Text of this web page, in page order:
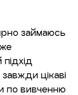
займаюсь
цікаві
по вивченню